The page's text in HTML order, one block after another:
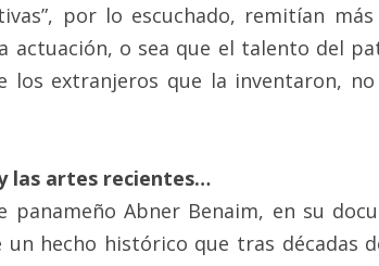
por lo escuchado, remitían
actuación, o sea que el talento del
los extranjeros que la inventaron, no
las artes recientes…
panameño Abner Benaim, en su
un hecho histórico que tras décadas